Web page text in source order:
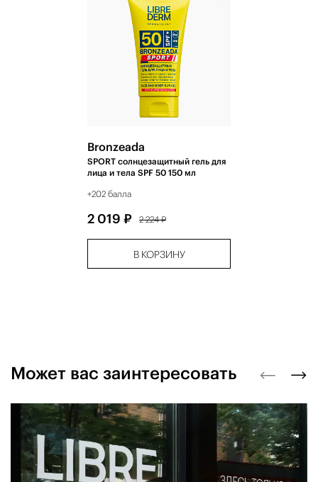
Bronzeada
SPORT солнцезащитный гель для
лица и тела SPF 50 150 мл
+202 балла
2 019 ₽ 2 224 ₽
В КОРЗИНУ
Может вас заинтересовать